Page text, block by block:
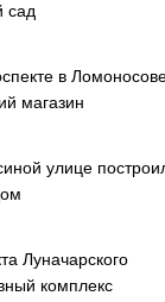
сад
в
магазин
улице
Луначарского
комплекс